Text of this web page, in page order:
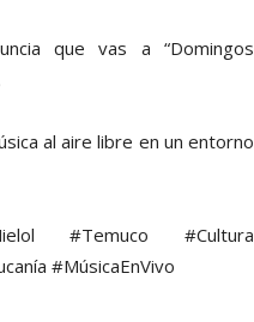
que vas a “Domingos
al aire libre en un entorno
#Temuco #Cultura
#MúsicaEnVivo